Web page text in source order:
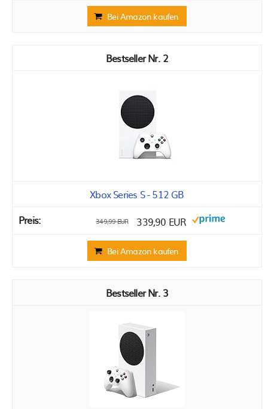
Bei Amazon kaufen
2
Xbox Series S - 512 GB
349,99 EUR 339,90 EUR
Bei Amazon kaufen
3